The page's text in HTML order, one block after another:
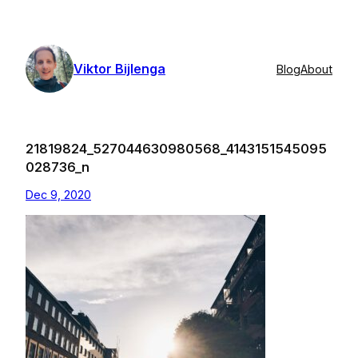
content
Viktor Bijlenga BlogAbout
21819824_527044630980568_4143151545095
028736_n
Dec 9, 2020